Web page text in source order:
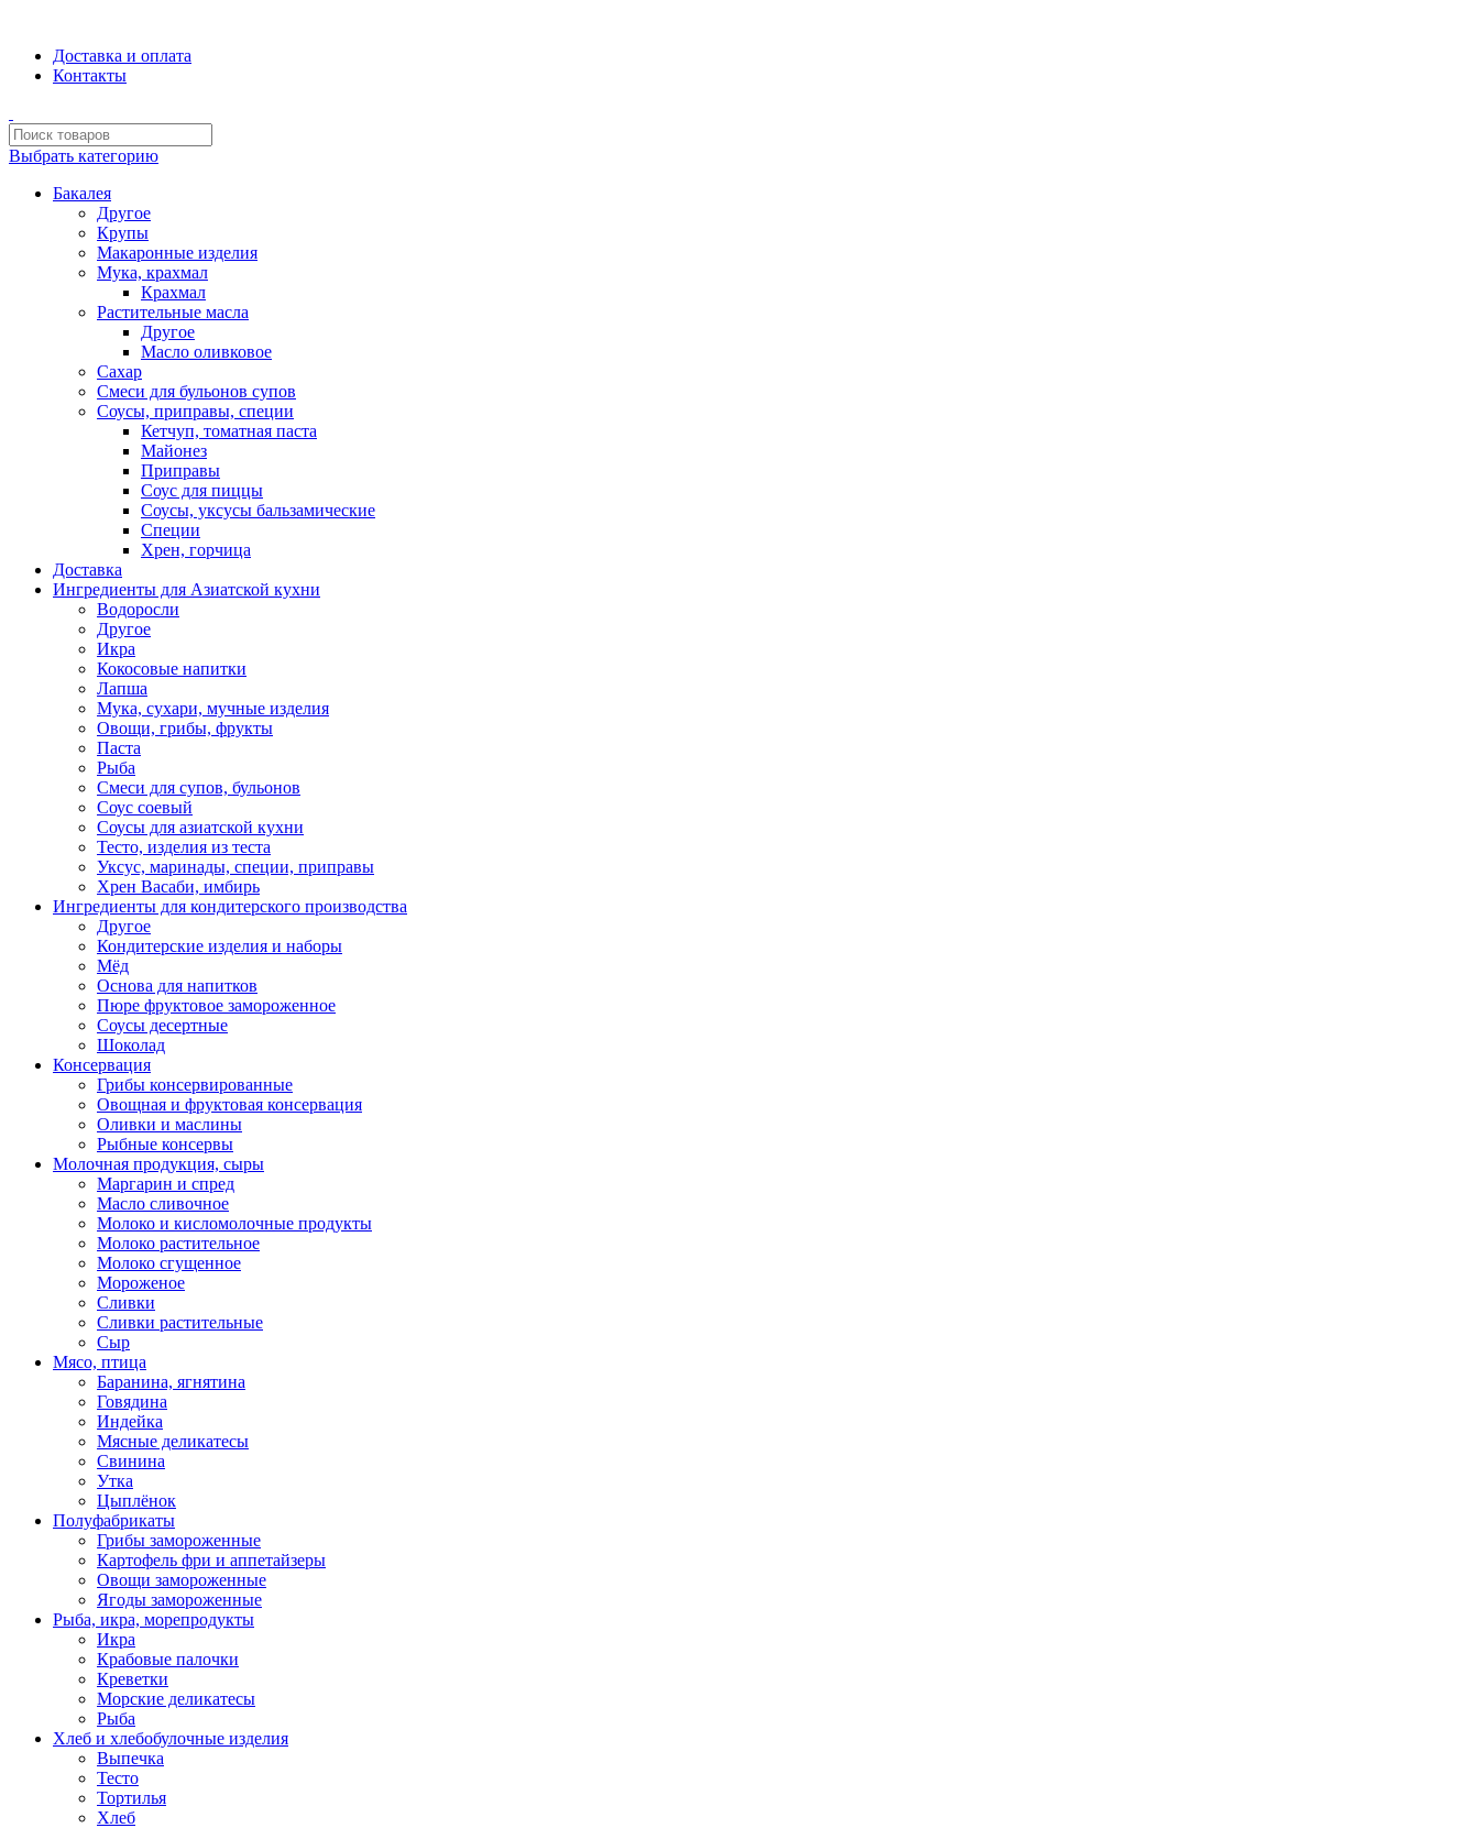
Доставка и оплата
Контакты
Выбрать категорию
Бакалея
Другое
Крупы
Макаронные изделия
Мука, крахмал
Крахмал
Растительные масла
Другое
Масло оливковое
Сахар
Смеси для бульонов супов
Соусы, приправы, специи
Кетчуп, томатная паста
Майонез
Приправы
Соус для пиццы
Соусы, уксусы бальзамические
Специи
Хрен, горчица
Доставка
Ингредиенты для Азиатской кухни
Водоросли
Другое
Икра
Кокосовые напитки
Лапша
Мука, сухари, мучные изделия
Овощи, грибы, фрукты
Паста
Рыба
Смеси для супов, бульонов
Соус соевый
Соусы для азиатской кухни
Тесто, изделия из теста
Уксус, маринады, специи, приправы
Хрен Васаби, имбирь
Ингредиенты для кондитерского производства
Другое
Кондитерские изделия и наборы
Мёд
Основа для напитков
Пюре фруктовое замороженное
Соусы десертные
Шоколад
Консервация
Грибы консервированные
Овощная и фруктовая консервация
Оливки и маслины
Рыбные консервы
Молочная продукция, сыры
Маргарин и спред
Масло сливочное
Молоко и кисломолочные продукты
Молоко растительное
Молоко сгущенное
Мороженое
Сливки
Сливки растительные
Сыр
Мясо, птица
Баранина, ягнятина
Говядина
Индейка
Мясные деликатесы
Свинина
Утка
Цыплёнок
Полуфабрикаты
Грибы замороженные
Картофель фри и аппетайзеры
Овощи замороженные
Ягоды замороженные
Рыба, икра, морепродукты
Икра
Крабовые палочки
Креветки
Морские деликатесы
Рыба
Хлеб и хлебобулочные изделия
Выпечка
Тесто
Тортилья
Хлеб